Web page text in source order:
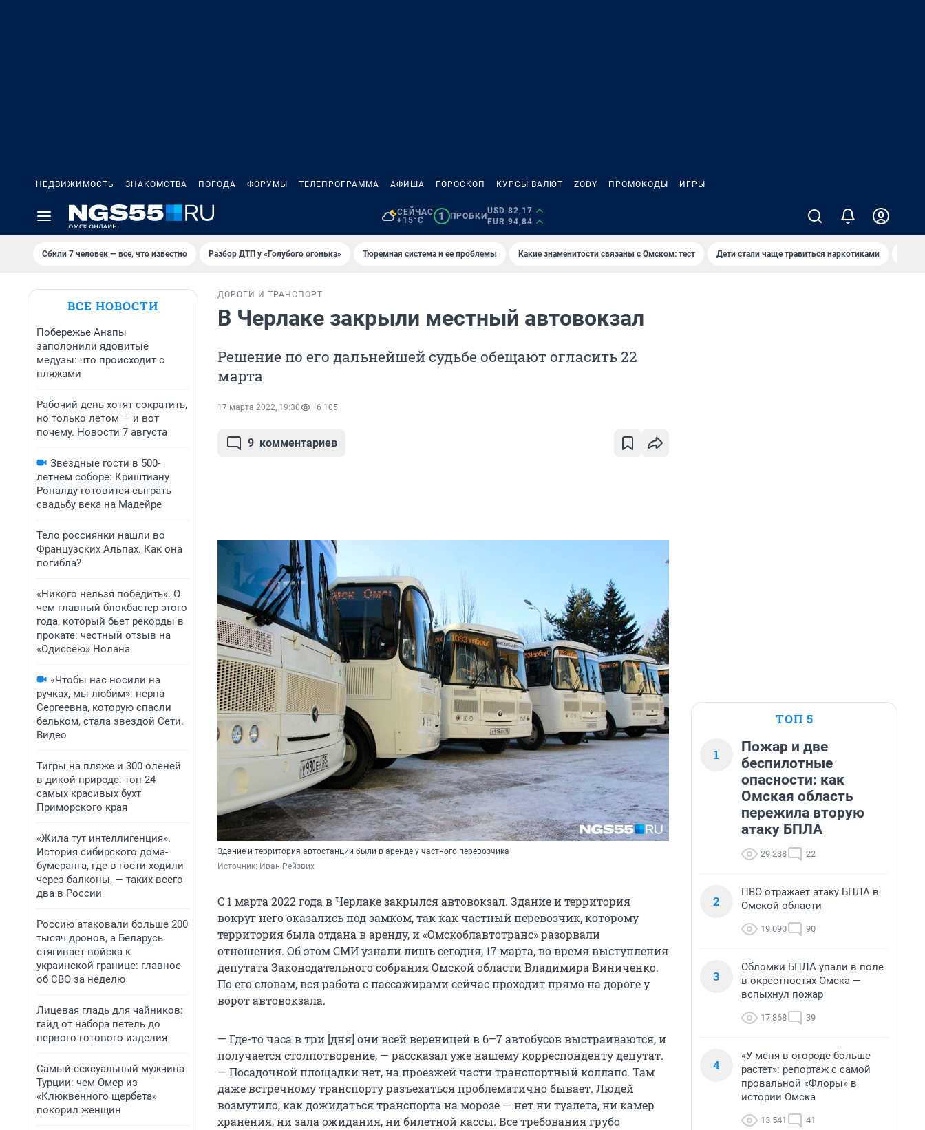
НЕДВИЖИМОСТЬ ЗНАКОМСТВА ПОГОДА ФОРУМЫ ТЕЛЕПРОГРАММА АФИША ГОРОСКОП КУРСЫ ВАЛЮТ ZODY ПРОМОКОДЫ ИГРЫ
СЕЙЧАС
+15°C
1 ПРОБКИ
USD 82,17
EUR 94,84
Сбили 7 человек — все, что известно Разбор ДТП у «Голубого огонька» Тюремная система и ее проблемы Какие знаменитости связаны с Омском: тест Дети стали чаще травиться наркотиками
ВСЕ НОВОСТИ
Побережье Анапы
заполонили ядовитые
медузы: что происходит с
пляжами
Рабочий день хотят сократить,
но только летом — и вот
почему. Новости 7 августа
Звездные гости в 500-
летнем соборе: Криштиану
Роналду готовится сыграть
свадьбу века на Мадейре
Тело россиянки нашли во
Французских Альпах. Как она
погибла?
«Никого нельзя победить». О
чем главный блокбастер этого
года, который бьет рекорды в
прокате: честный отзыв на
«Одиссею» Нолана
«Чтобы нас носили на
ручках, мы любим»: нерпа
Сергеевна, которую спасли
бельком, стала звездой Сети.
Видео
Тигры на пляже и 300 оленей
в дикой природе: топ-24
самых красивых бухт
Приморского края
«Жила тут интеллигенция».
История сибирского дома-
бумеранга, где в гости ходили
через балконы, — таких всего
два в России
Россию атаковали больше 200
тысяч дронов, а Беларусь
стягивает войска к
украинской границе: главное
об СВО за неделю
Лицевая гладь для чайников:
гайд от набора петель до
первого готового изделия
Самый сексуальный мужчина
Турции: чем Омер из
«Клюквенного щербета»
покорил женщин
ДОРОГИ И ТРАНСПОРТ
В Черлаке закрыли местный автовокзал
Решение по его дальнейшей судьбе обещают огласить 22
марта
17 марта 2022, 19:30 6 105
9 комментариев
Здание и территория автостанции были в аренде у частного перевозчика
Источник: Иван Рейзвих
С 1 марта 2022 года в Черлаке закрылся автовокзал. Здание и территория
вокруг него оказались под замком, так как частный перевозчик, которому
территория была отдана в аренду, и «Омскоблавтотранс» разорвали
отношения. Об этом СМИ узнали лишь сегодня, 17 марта, во время выступления
депутата Законодательного собрания Омской области Владимира Виниченко.
По его словам, вся работа с пассажирами сейчас проходит прямо на дороге у
ворот автовокзала.
— Где-то часа в три [дня] они всей вереницей в 6–7 автобусов выстраиваются, и
получается столпотворение, — рассказал уже нашему корреспонденту депутат.
— Посадочной площадки нет, на проезжей части транспортный коллапс. Там
даже встречному транспорту разъехаться проблематично бывает. Людей
возмутило, как дожидаться транспорта на морозе — нет ни туалета, ни камер
хранения, ни зала ожидания, ни билетной кассы. Все требования грубо
ТОП 5
1
Пожар и две
беспилотные
опасности: как
Омская область
пережила вторую
атаку БПЛА
29 238 22
2
ПВО отражает атаку БПЛА в
Омской области
19 090 90
3
Обломки БПЛА упали в поле
в окрестностях Омска —
вспыхнул пожар
17 868 39
4
«У меня в огороде больше
растет»: репортаж с самой
провальной «Флоры» в
истории Омска
13 541 41